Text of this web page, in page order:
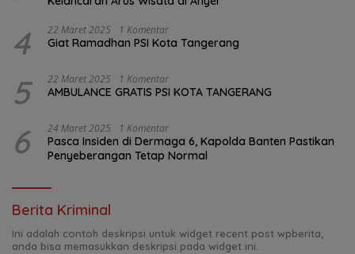
4 22 Maret 2025 1 Komentar
Giat Ramadhan PSI Kota Tangerang
5 22 Maret 2025 1 Komentar
AMBULANCE GRATIS PSI KOTA TANGERANG
6 24 Maret 2025 1 Komentar
Pasca Insiden di Dermaga 6, Kapolda Banten Pastikan
Penyeberangan Tetap Normal
Berita Kriminal
Ini adalah contoh deskripsi untuk widget recent post wpberita,
anda bisa memasukkan deskripsi pada widget ini.